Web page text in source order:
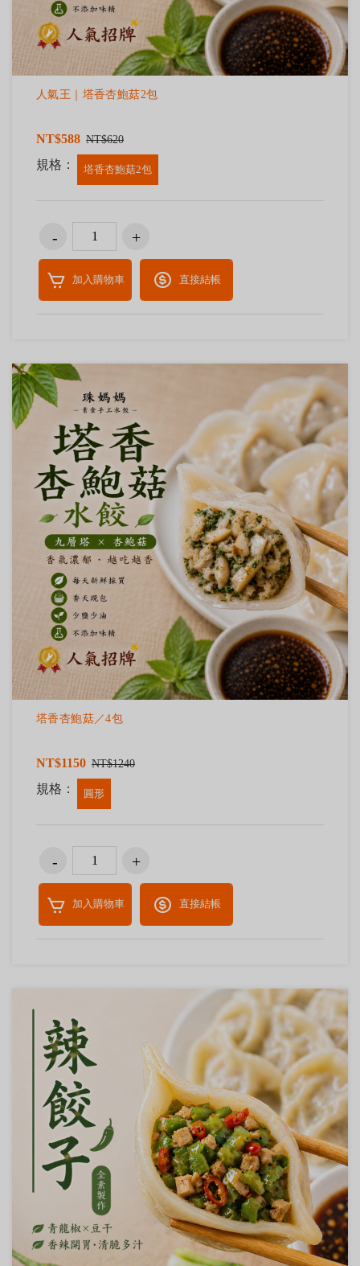
人氣王｜塔香杏鮑菇2包
NT$588 NT$620
規格： 塔香杏鮑菇2包
加入購物車 直接結帳
塔香杏鮑菇／4包
NT$1150 NT$1240
規格： 圓形
加入購物車 直接結帳